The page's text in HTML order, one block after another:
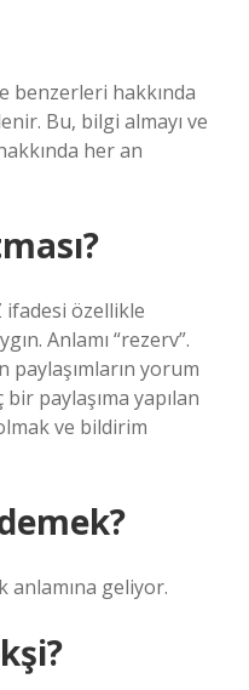
benzerleri hakkında
Bu, bilgi almayı ve
her an
ifadesi özellikle
Anlamı “rezerv”.
paylaşımların yorum
bir paylaşıma yapılan
ve bildirim
anlamına geliyor.